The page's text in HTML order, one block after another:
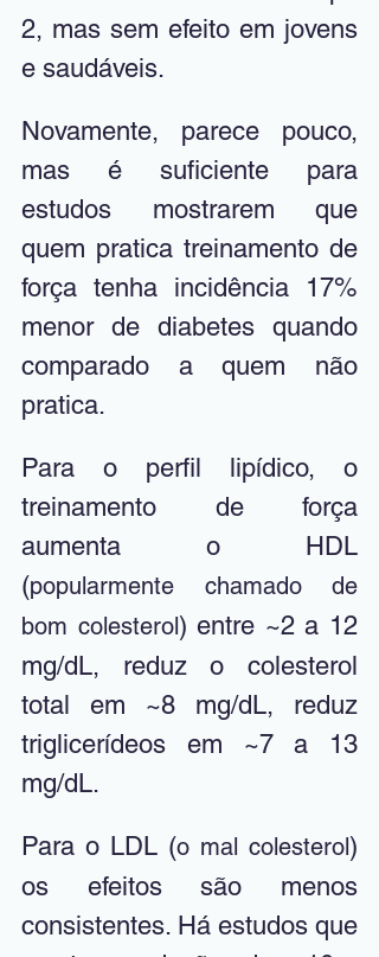
2, mas sem efeito em jovens
e saudáveis.
Novamente, parece pouco,
mas é suficiente para
estudos mostrarem que
quem pratica treinamento de
força tenha incidência 17%
menor de diabetes quando
comparado a quem não
pratica.
Para o perfil lipídico, o
treinamento de força
aumenta o HDL
(popularmente chamado de
bom colesterol) entre ~2 a 12
mg/dL, reduz o colesterol
total em ~8 mg/dL, reduz
triglicerídeos em ~7 a 13
mg/dL.
Para o LDL (o mal colesterol)
os efeitos são menos
consistentes. Há estudos que